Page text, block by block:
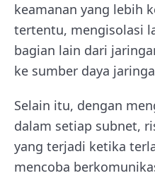
keamanan yang lebih
tertentu, mengisolasi
bagian lain dari
ke sumber daya
Selain itu, dengan
dalam setiap subnet,
yang terjadi ketika
mencoba